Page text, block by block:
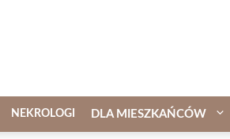
NEKROLOGI DLA MIESZKAŃCÓW